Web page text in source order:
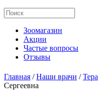
Зоомагазин
Акции
Частые вопросы
Отзывы
Главная /Наши врачи /
Сергеевна